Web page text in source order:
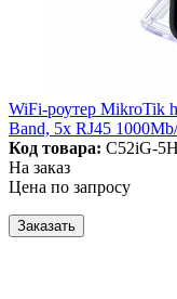
WiFi-роутер MikroTik
Band, 5x RJ45
Код товара: C52iG-
На заказ
Цена по запросу
Заказать